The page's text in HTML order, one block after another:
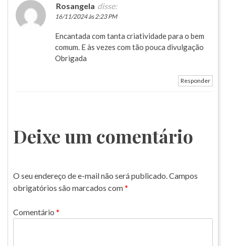
Rosangela disse:
16/11/2024 às 2:23 PM
Encantada com tanta criatividade para o bem
comum. E às vezes com tão pouca divulgação
Obrigada
Responder
Deixe um comentário
O seu endereço de e-mail não será publicado. Campos
obrigatórios são marcados com*
Comentário *